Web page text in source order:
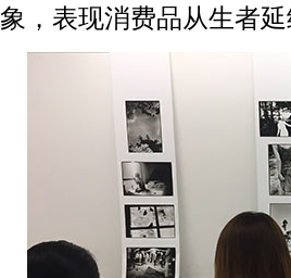
象，表现消费品从生者